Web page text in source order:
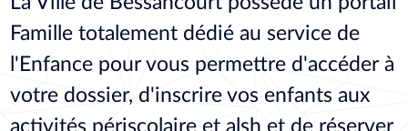
Famille totalement dédié au service de
l'Enfance pour vous permettre d'accéder à
votre dossier, d'inscrire vos enfants aux
activités périscolaire et alsh et de réserver